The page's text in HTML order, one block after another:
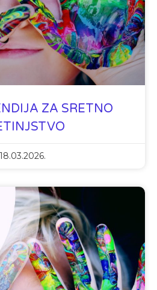
ZA SRETNO
18.03.2026.